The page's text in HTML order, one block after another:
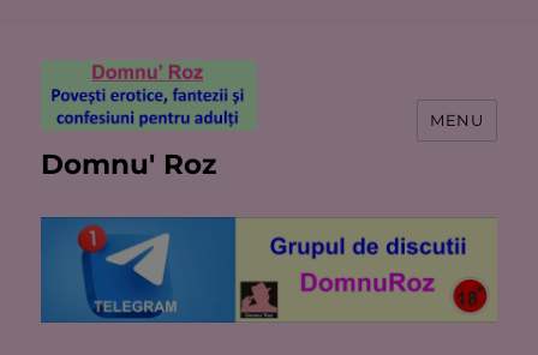
Domnu' Roz
MENU